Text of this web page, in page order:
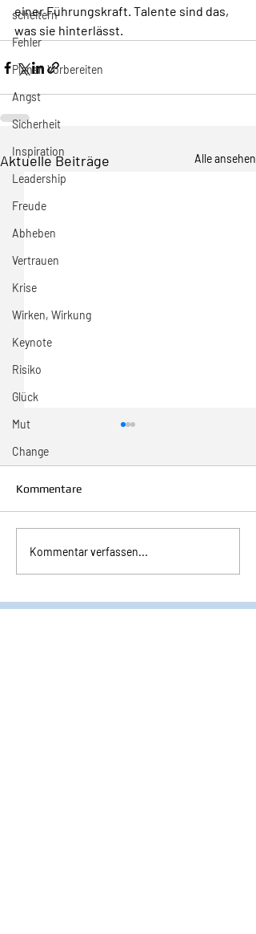
scheitern
Fehler
Planen Vorbereiten
Angst
Sicherheit
Inspiration
Leadership
Freude
Abheben
Vertrauen
Krise
Wirken, Wirkung
Keynote
Risiko
Glück
Mut
Change
einer Führungskraft. Talente sind das,
was sie hinterlässt.
Aktuelle Beiträge Alle ansehen
Inspiration zur Woche
11/2024
Kommentare
Kommentar verfassen...